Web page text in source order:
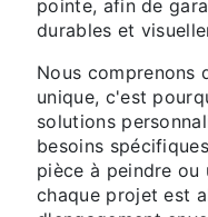
pointe, afin de
durables et
Nous comprenons
unique, c'est
solutions
besoins
pièce à peindre ou
chaque projet est